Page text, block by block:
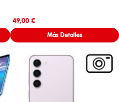
49,00 €
Más Detalles